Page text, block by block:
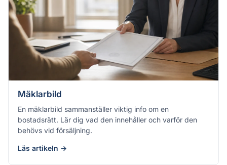
Mäklarbild
En mäklarbild sammanställer viktig info om en
bostadsrätt. Lär dig vad den innehåller och varför den
behövs vid försäljning.
Läs artikeln →